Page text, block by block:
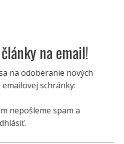
na email!
na odoberanie nových
schránky:
nepošleme spam a